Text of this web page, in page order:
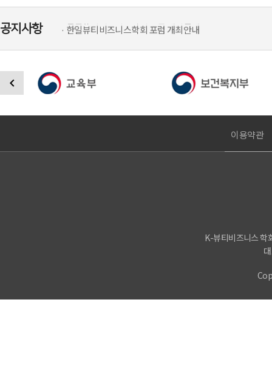
공지사항
· 공지사항 게시판이 오픈하였습니다.
· 한일뷰티비즈니스학회 포럼 개최안내
· 25년도 5월 일본 학회 포럼 개최안내
· 제5회 한일뷰티비지니스학술대회 참여
· 학회 창립 총회
· 공지사항 게시판이 오픈하였습니다.
이용약관
K-뷰티비즈니스